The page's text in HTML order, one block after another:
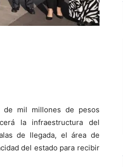
de mil millones de pesos
la infraestructura del
de llegada, el área de
del estado para recibir